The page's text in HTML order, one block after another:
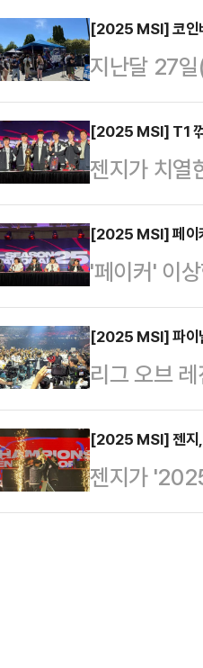
[2025 MSI] 코인
지난달 27일(
브 레전드
(MSI)' 현장
객들의 눈
번 시즌 내내 현장
상자산 거래
타깃으로 하
…
[2025 MSI] T1 꺾
젠지가 치
(MSI)' 우승
실임을 강
언십(롤드
쿠버 퍼시픽
에 3대 2로
는 결정적인
었다…
[2025 MSI] 페이
'페이커' 이
아쉬움을 나
이어지는
(이하 현지
전에서 젠지
자조 결승에
도 우승컵을
"오…
[2025 MSI] 파이
리그 오브
수(MVP)는
을 들어올리
시간) 캐나
트 스코어 3
[2025 MSI] 젠지,
젠지가
다.젠지는